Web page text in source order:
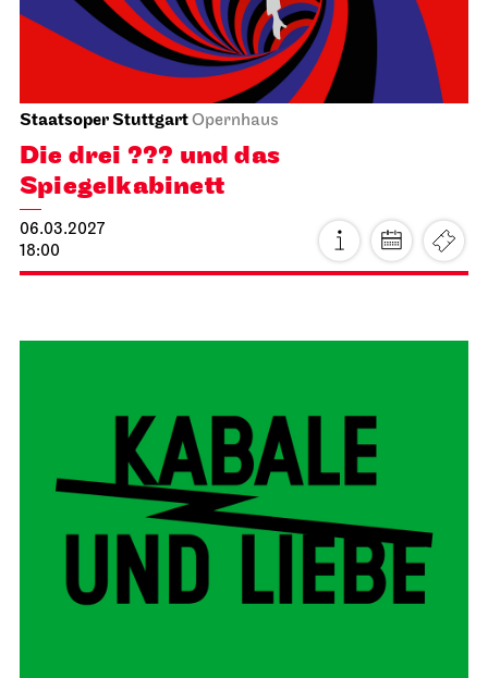
Staatsoper StuttgartOpernhaus
Die drei ??? und das
Spiegelkabinett
06.03.2027
18:00